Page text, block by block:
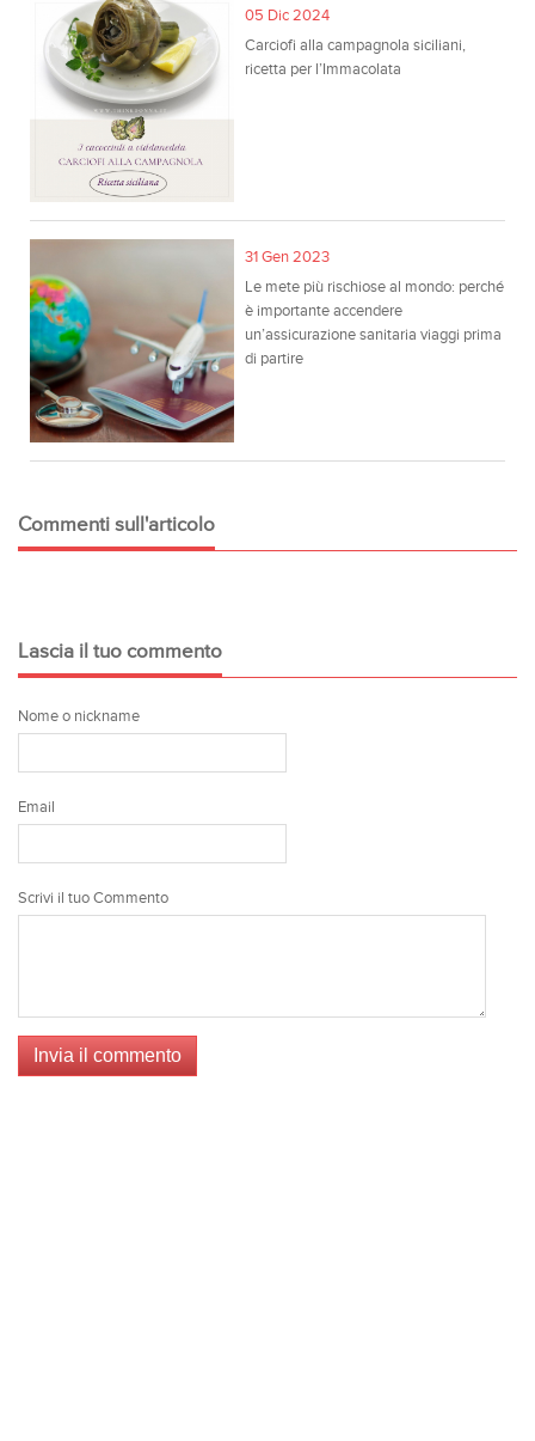
05 Dic 2024
Carciofi alla campagnola siciliani,
ricetta per l’Immacolata
31 Gen 2023
Le mete più rischiose al mondo: perché
è importante accendere
un’assicurazione sanitaria viaggi prima
di partire
Commenti sull'articolo
Lascia il tuo commento
Nome o nickname
Email
Scrivi il tuo Commento
Invia il commento